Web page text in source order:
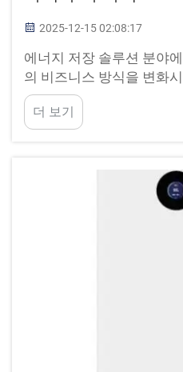
2025-12-15 02:08:17
에너지 저장 솔루션 분야
의 비즈니스 방식을 변화
파트너는 고품질 제품을
성장을 가능하게 하는 추
PUFA는 에너지 저장 분야
더 보기